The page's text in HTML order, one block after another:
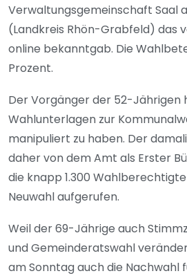
Verwaltungsgemeinschaft Saal
(Landkreis Rhön-Grabfeld) das
online bekanntgab. Die
Prozent.
Der Vorgänger der 52-Jährigen
Wahlunterlagen zur
manipuliert zu haben. Der
daher von dem Amt als Erster
die knapp 1.300
Neuwahl aufgerufen.
Weil der 69-Jährige auch
und Gemeinderatswahl
am Sonntag auch die Nachwahl